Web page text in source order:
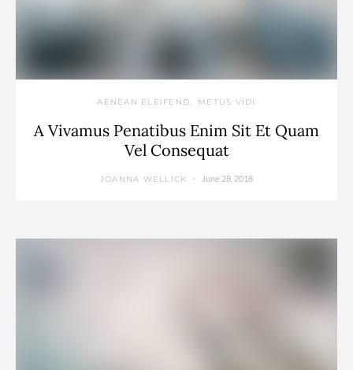
AENEAN ELEIFEND METUS VIDI
A Vivamus Penatibus Enim Sit Et Quam
Vel Consequat
JOANNA WELLICK June 28, 2018